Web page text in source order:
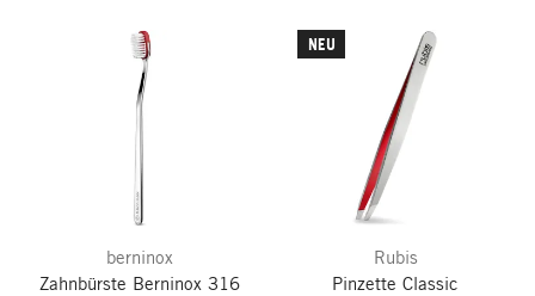
berninox
Zahnbürste Berninox 316
NEU
Rubis
Pinzette Classic